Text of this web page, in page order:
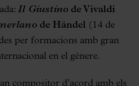
Il Giustino de Vivaldi
de Händel (14 de
per formacions amb gran
en el gènere.
compositor d’acord amb els